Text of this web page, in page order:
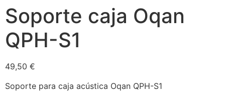
Soporte caja Oqan
QPH-S1
49,50 €
Soporte para caja acústica Oqan QPH-S1